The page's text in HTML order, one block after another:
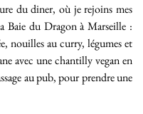
du diner, où je rejoins mes
Baie du Dragon à Marseille :
nouilles au curry, légumes et
avec une chantilly vegan en
au pub, pour prendre une